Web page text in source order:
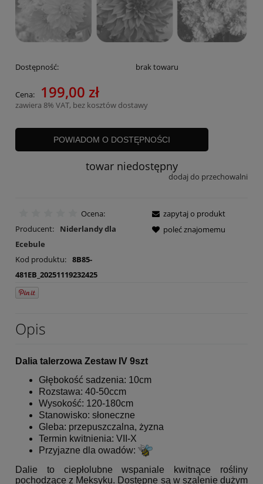
Dostępność: brak towaru
Cena: 199,00 zł
zawiera 8% VAT, bez kosztów dostawy
POWIADOM O DOSTĘPNOŚCI
towar niedostępny
dodaj do przechowalni
Ocena:
Producent:
Niderlandy dla
Ecebule
Kod produktu: 8B85-
481EB_20251119232425
zapytaj o produkt
poleć znajomemu
Opis
Dalia talerzowa Zestaw IV 9szt
Głębokość sadzenia: 10cm
Rozstawa: 40-50ccm
Wysokość: 120-180cm
Stanowisko: słoneczne
Gleba: przepuszczalna, żyzna
Termin kwitnienia: VII-X
Przyjazne dla owadów:
Dalie to ciepłolubne wspaniale kwitnące rośliny
pochodzące z Meksyku. Dostępne są w szalenie dużym